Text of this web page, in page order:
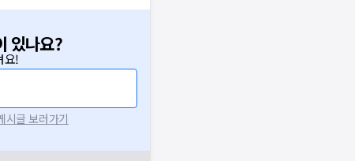
있나요?
요!
시글 보러가기